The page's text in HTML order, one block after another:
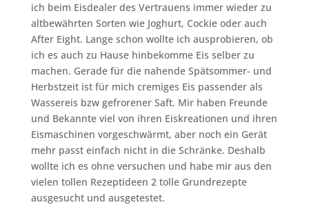
ich beim Eisdealer des Vertrauens immer wieder zu
altbewährten Sorten wie Joghurt, Cockie oder auch
After Eight. Lange schon wollte ich ausprobieren, ob
ich es auch zu Hause hinbekomme Eis selber zu
machen. Gerade für die nahende Spätsommer- und
Herbstzeit ist für mich cremiges Eis passender als
Wassereis bzw gefrorener Saft. Mir haben Freunde
und Bekannte viel von ihren Eiskreationen und ihren
Eismaschinen vorgeschwärmt, aber noch ein Gerät
mehr passt einfach nicht in die Schränke. Deshalb
wollte ich es ohne versuchen und habe mir aus den
vielen tollen Rezeptideen 2 tolle Grundrezepte
ausgesucht und ausgetestet.